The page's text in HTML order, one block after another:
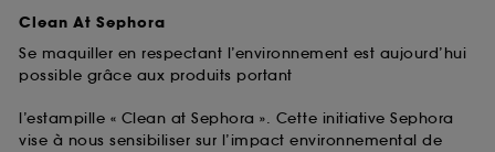
Clean At Sephora
Se maquiller en respectant l’environnement est aujourd’hui
possible grâce aux produits portant
l’estampille « Clean at Sephora ». Cette initiative Sephora
vise à nous sensibiliser sur l’impact environnemental de